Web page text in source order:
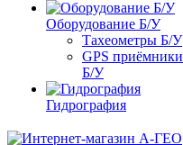
Оборудование Б/У
Тахеометры Б/У
GPS приёмники
Б/У
Гидрография